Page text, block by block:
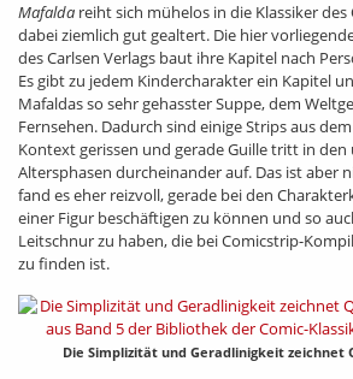
Mafalda reiht sich mühelos in die Klassiker
dabei ziemlich gut gealtert. Die hier
des Carlsen Verlags baut ihre Kapitel nach
Es gibt zu jedem Kindercharakter ein Kapitel
Mafaldas so sehr gehasster Suppe, dem
Fernsehen. Dadurch sind einige Strips aus
Kontext gerissen und gerade Guille tritt in
Altersphasen durcheinander auf. Das ist aber
fand es eher reizvoll, gerade bei den
einer Figur beschäftigen zu können und so
Leitschnur zu haben, die bei Comicstrip-
zu finden ist.
Die Simplizität und Geradlinigkeit zeichnet